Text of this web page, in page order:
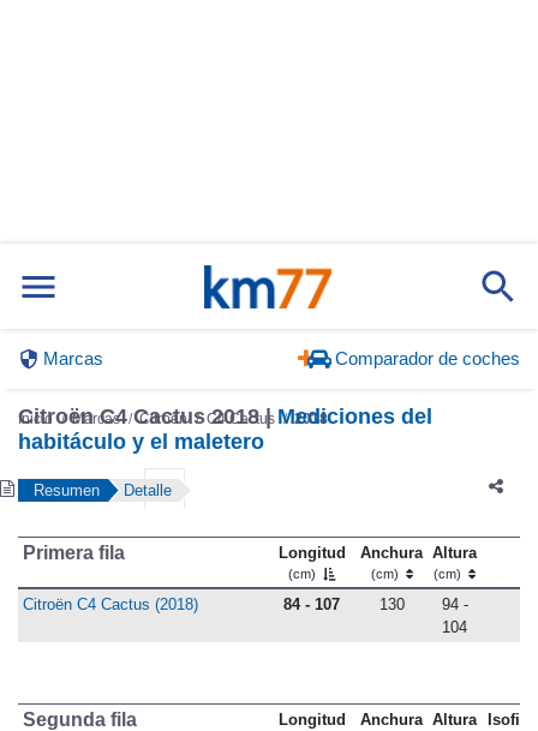
Marcas Comparador de coches
Inicio Marcas Citroën C4 Cactus 2018
Citroën C4 Cactus 2018 |Mediciones del
habitáculo y el maletero
Resumen Detalle
Primera fila Longitud
(cm)
Anchura
(cm)
Altura
(cm)
Citroën C4 Cactus (2018) 84 - 107 130
94 -
104
Segunda fila Longitud Anchura Altura Isofix